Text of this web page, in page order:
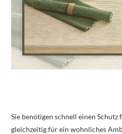
Sie benötigen schnell einen
gleichzeitig für ein wohnliches